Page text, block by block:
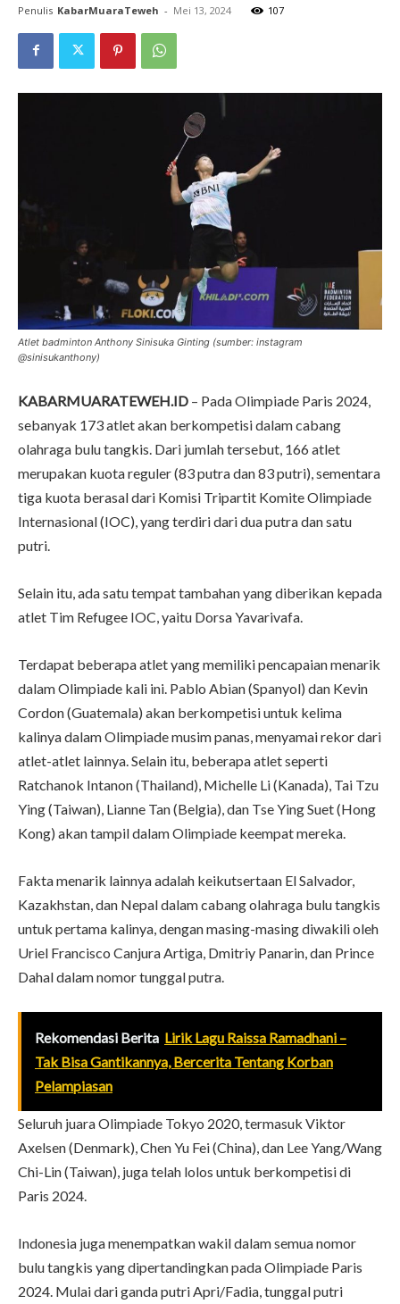
Penulis KabarMuaraTeweh - Mei 13, 2024 107
Atlet badminton Anthony Sinisuka Ginting (sumber: instagram
@sinisukanthony)
KABARMUARATEWEH.ID – Pada Olimpiade Paris 2024,
sebanyak 173 atlet akan berkompetisi dalam cabang
olahraga bulu tangkis. Dari jumlah tersebut, 166 atlet
merupakan kuota reguler (83 putra dan 83 putri), sementara
tiga kuota berasal dari Komisi Tripartit Komite Olimpiade
Internasional (IOC), yang terdiri dari dua putra dan satu
putri.
Selain itu, ada satu tempat tambahan yang diberikan kepada
atlet Tim Refugee IOC, yaitu Dorsa Yavarivafa.
Terdapat beberapa atlet yang memiliki pencapaian menarik
dalam Olimpiade kali ini. Pablo Abian (Spanyol) dan Kevin
Cordon (Guatemala) akan berkompetisi untuk kelima
kalinya dalam Olimpiade musim panas, menyamai rekor dari
atlet-atlet lainnya. Selain itu, beberapa atlet seperti
Ratchanok Intanon (Thailand), Michelle Li (Kanada), Tai Tzu
Ying (Taiwan), Lianne Tan (Belgia), dan Tse Ying Suet (Hong
Kong) akan tampil dalam Olimpiade keempat mereka.
Fakta menarik lainnya adalah keikutsertaan El Salvador,
Kazakhstan, dan Nepal dalam cabang olahraga bulu tangkis
untuk pertama kalinya, dengan masing-masing diwakili oleh
Uriel Francisco Canjura Artiga, Dmitriy Panarin, dan Prince
Dahal dalam nomor tunggal putra.
Rekomendasi Berita Lirik Lagu Raissa Ramadhani –
Tak Bisa Gantikannya, Bercerita Tentang Korban
Pelampiasan
Seluruh juara Olimpiade Tokyo 2020, termasuk Viktor
Axelsen (Denmark), Chen Yu Fei (China), dan Lee Yang/Wang
Chi-Lin (Taiwan), juga telah lolos untuk berkompetisi di
Paris 2024.
Indonesia juga menempatkan wakil dalam semua nomor
bulu tangkis yang dipertandingkan pada Olimpiade Paris
2024. Mulai dari ganda putri Apri/Fadia, tunggal putri